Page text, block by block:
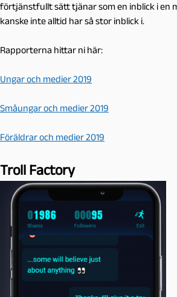
förtjänstfullt sätt tjänar som en inblick i en
kanske inte alltid har så stor inblick i.
Rapporterna hittar ni här:
Ungar och medier 2019
Småungar och medier 2019
Föräldrar och medier 2019
Troll Factory